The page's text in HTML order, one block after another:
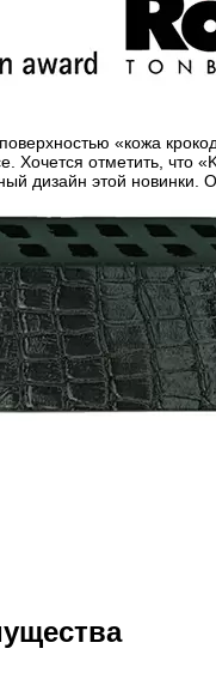
«кожа
Хочется отметить,
дизайн этой новинки.